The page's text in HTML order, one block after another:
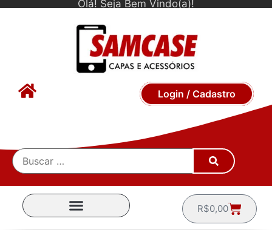
Olá! Seja Bem Vindo(a)!
Login / Cadastro
R$0,00